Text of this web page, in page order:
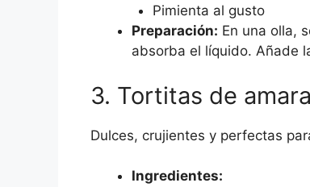
Pimienta al gusto
Preparación: En una olla,
absorba el líquido. Añade
3. Tortitas de
Dulces, crujientes y perfectas
Ingredientes: